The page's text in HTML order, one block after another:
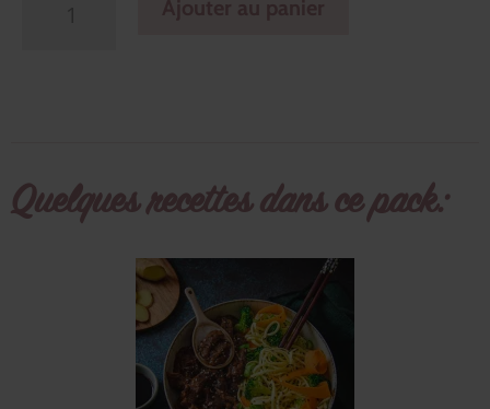
Quelques recettes dans ce pack: